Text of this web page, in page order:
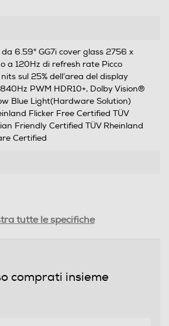
6.59" GG7i cover glass 2756 x
a 120Hz di refresh rate Picco
sul 25% dell’area del display
PWM HDR10+, Dolby Vision®
Blue Light(Hardware Solution)
Flicker Free Certified TÜV
Friendly Certified TÜV Rheinland
Certified
tutte le specifiche
comprati insieme